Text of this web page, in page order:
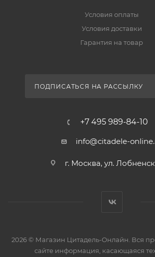
Условия оплаты
Условия доставки
Гарантия на товар
ПОДПИСАТЬСЯ НА РАССЫЛКУ
+7 495 989-84-10
info@citadele-
г. Москва, ул.
2026 © Магазин Цитадель-Онлайн. Вся
сайте информация, касающаяся